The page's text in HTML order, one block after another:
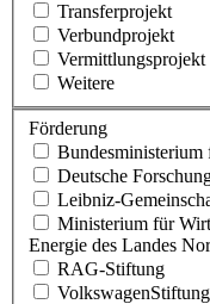
Transferprojekt
Verbundprojekt
Vermittlungsprojekt
Weitere
Förderung
Deutsche
Leibniz-
Ministerium für
Energie des Landes
RAG-Stiftung
VolkswagenStiftung